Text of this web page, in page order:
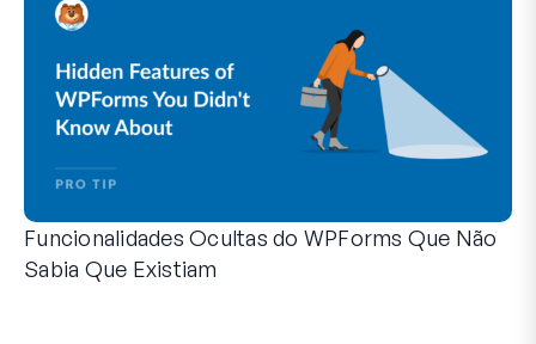
Funcionalidades Ocultas do WPForms Que Não
Sabia Que Existiam